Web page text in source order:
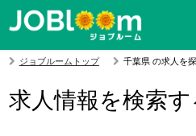
ジョブルームトップ 千葉県 の求人を
求人情報を検索す